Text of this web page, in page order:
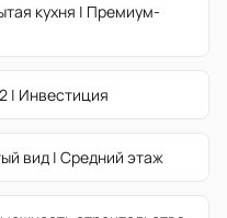
кухня | Премиум-
| Инвестиция
вид | Средний этаж